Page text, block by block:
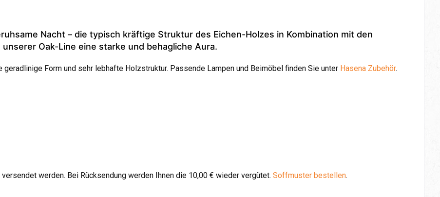
Nacht – die typisch kräftige Struktur des Eichen-Holzes in Kombination mit den
Oak-Line eine starke und behagliche Aura.
Form und sehr lebhafte Holzstruktur. Passende Lampen und Beimöbel finden Sie unter Hasena Zubehör.
werden. Bei Rücksendung werden Ihnen die 10,00 € wieder vergütet. Soffmuster bestellen.